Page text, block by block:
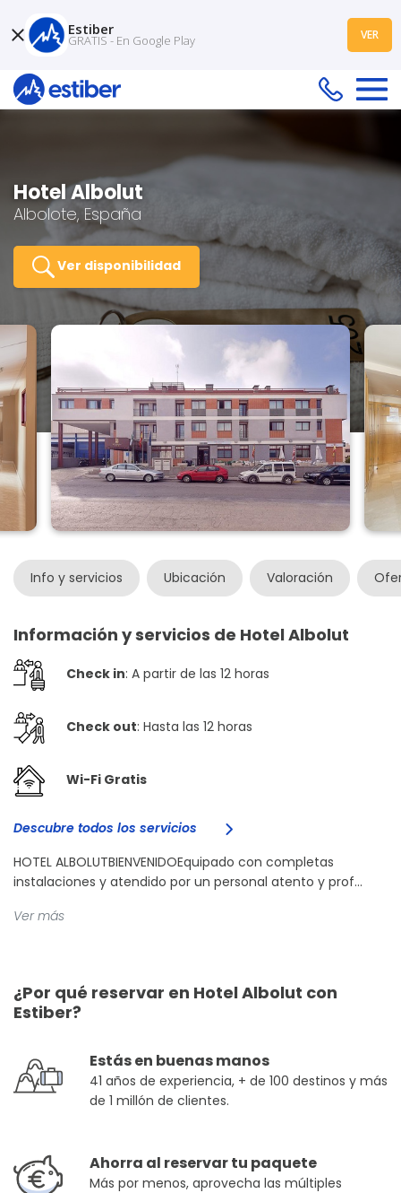
Hotel Albolut
Albolote, España
Ver disponibilidad
Info y servicios Ubicación Valoración
Información y servicios de Hotel Albolut
Check in: A partir de las 12 horas
Check out: Hasta las 12 horas
Wi-Fi Gratis
Descubre todos los servicios
HOTEL ALBOLUTBIENVENIDOEquipado con completas
instalaciones y atendido por un personal atento y prof...
Ver más
¿Por qué reservar en Hotel Albolut con
Estiber?
Estás en buenas manos
41 años de experiencia, + de 100 destinos y más
de 1 millón de clientes.
Ahorra al reservar tu paquete
Más por menos, aprovecha las múltiples
Estiber
GRATIS - En Google Play VER